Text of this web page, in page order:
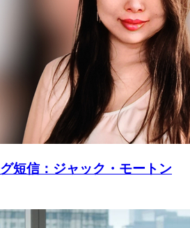
短信：ジャック・モートン